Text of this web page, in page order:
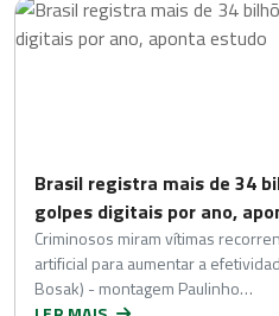
Brasil registra mais de 34
golpes digitais por ano,
Criminosos miram vítimas
artificial para aumentar a
Bosak) - montagem Paulinho…